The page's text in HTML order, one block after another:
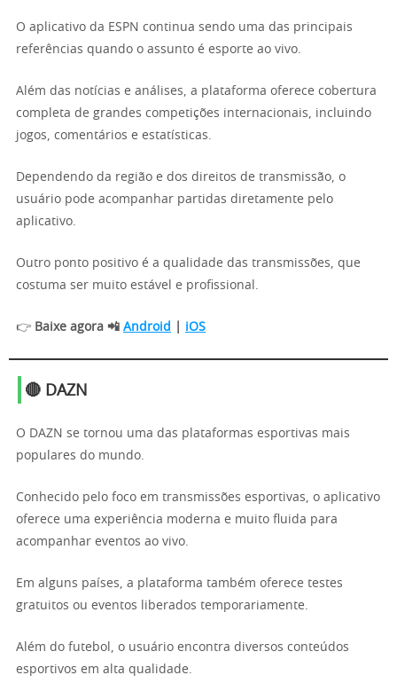
O aplicativo da ESPN continua sendo uma das principais
referências quando o assunto é esporte ao vivo.
Além das notícias e análises, a plataforma oferece cobertura
completa de grandes competições internacionais, incluindo
jogos, comentários e estatísticas.
Dependendo da região e dos direitos de transmissão, o
usuário pode acompanhar partidas diretamente pelo
aplicativo.
Outro ponto positivo é a qualidade das transmissões, que
costuma ser muito estável e profissional.
👉 Baixe agora 📲 Android iOS
🔴 DAZN
O DAZN se tornou uma das plataformas esportivas mais
populares do mundo.
Conhecido pelo foco em transmissões esportivas, o aplicativo
oferece uma experiência moderna e muito fluida para
acompanhar eventos ao vivo.
Em alguns países, a plataforma também oferece testes
gratuitos ou eventos liberados temporariamente.
Além do futebol, o usuário encontra diversos conteúdos
esportivos em alta qualidade.